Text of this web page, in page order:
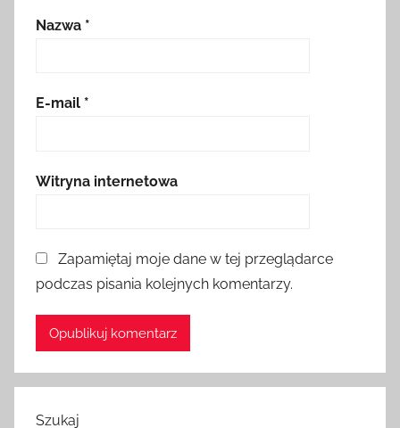
Nazwa *
E-mail *
Witryna internetowa
Zapamiętaj moje dane w tej przeglądarce
podczas pisania kolejnych komentarzy.
Szukaj